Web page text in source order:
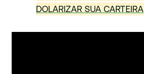
DOLARIZAR SUA CARTEIRA